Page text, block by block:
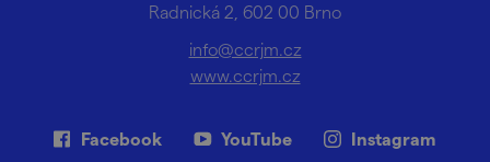
Radnická 2, 602 00 Brno
info@ccrjm.cz
www.ccrjm.cz
Facebook YouTube Instagram